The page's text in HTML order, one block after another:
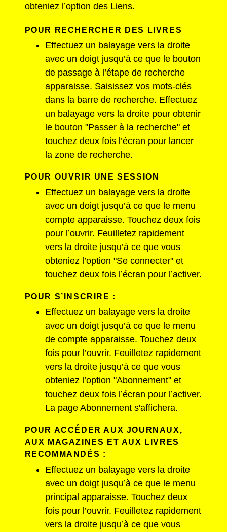
obteniez l’option des Liens.
POUR RECHERCHER DES LIVRES
Effectuez un balayage vers la droite
avec un doigt jusqu’à ce que le bouton
de passage à l’étape de recherche
apparaisse. Saisissez vos mots-clés
dans la barre de recherche. Effectuez
un balayage vers la droite pour obtenir
le bouton "Passer à la recherche" et
touchez deux fois l’écran pour lancer
la zone de recherche.
POUR OUVRIR UNE SESSION
Effectuez un balayage vers la droite
avec un doigt jusqu’à ce que le menu
compte apparaisse. Touchez deux fois
pour l’ouvrir. Feuilletez rapidement
vers la droite jusqu’à ce que vous
obteniez l’option "Se connecter" et
touchez deux fois l’écran pour l’activer.
POUR S’INSCRIRE :
Effectuez un balayage vers la droite
avec un doigt jusqu’à ce que le menu
de compte apparaisse. Touchez deux
fois pour l’ouvrir. Feuilletez rapidement
vers la droite jusqu’à ce que vous
obteniez l’option "Abonnement" et
touchez deux fois l’écran pour l’activer.
La page Abonnement s'affichera.
POUR ACCÉDER AUX JOURNAUX,
AUX MAGAZINES ET AUX LIVRES
RECOMMANDÉS :
Effectuez un balayage vers la droite
avec un doigt jusqu’à ce que le menu
principal apparaisse. Touchez deux
fois pour l’ouvrir. Feuilletez rapidement
vers la droite jusqu’à ce que vous